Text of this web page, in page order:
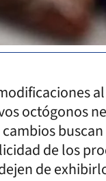
octógonos
de los
de